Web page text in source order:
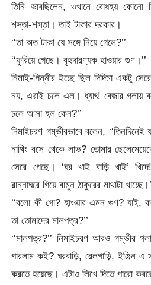
তিনি ভাবছিলেন, ওখানে বোধহয় কোনো
শস্তা-শস্তা। তাই টাকার দরকার।
‘‘তা অত টাকা যে সঙ্গে নিয়ে গেলে?’’
‘‘ফুরিয়ে গেছে। বৃহদারণ্যক হাওয়ার গুণ।’’
নিমাই-গিন্নীর ইচ্ছে ছিল দিদিমা একটু
নয়, এরাই চলে এল। ধ্যাৎ! বেজার গলায়
চলে আসা হল কেন?’’
নিমাইচরণ গম্ভীরভাবে বলেন,
নাথিং বসে থেকে লাভ? তোমার
সেরে গেছে। ‘ঘর খাই বাড়ি খাই’
রান্নাঘরে গিয়ে বামুন ঠাকুরের মাথাটা
‘‘বলো কী গো? হাওয়ার এমন গুণ? যাই,
তা তোমাদের মালপত্র?’’
‘‘মালপত্র?’’ নিমাইচরণ আরও গম্ভীর
পারলাম কই? ঘরবাড়ি, রেলগাড়ি, ইঞ্জিন
করতে হয়েছে। এটাও লিখে দিতে পারো